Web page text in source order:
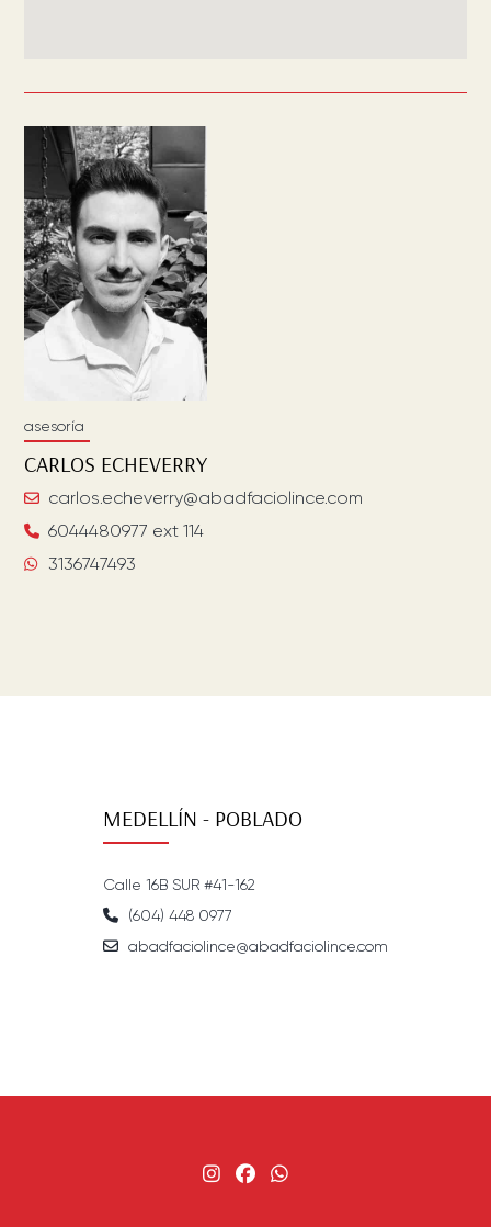
asesoría
CARLOS ECHEVERRY
carlos.echeverry@abadfaciolince.com
6044480977 ext 114
3136747493
MEDELLÍN - POBLADO
Calle 16B SUR #41-162
(604) 448 0977
abadfaciolince@abadfaciolince.com